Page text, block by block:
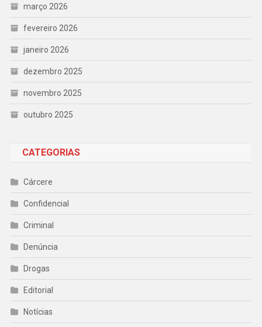
março 2026
fevereiro 2026
janeiro 2026
dezembro 2025
novembro 2025
outubro 2025
CATEGORIAS
Cárcere
Confidencial
Criminal
Denúncia
Drogas
Editorial
Notícias